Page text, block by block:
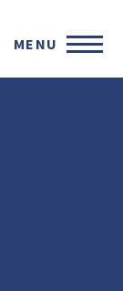
MENU